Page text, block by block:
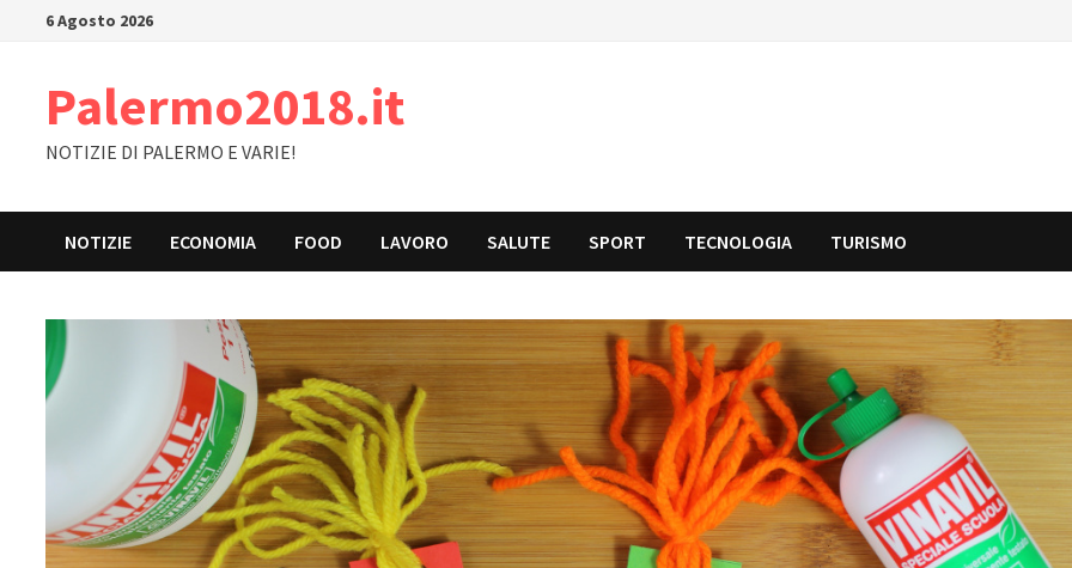
6 Agosto 2026
Palermo2018.it
NOTIZIE DI PALERMO E VARIE!
NOTIZIE ECONOMIA FOOD LAVORO SALUTE SPORT TECNOLOGIA TURISMO